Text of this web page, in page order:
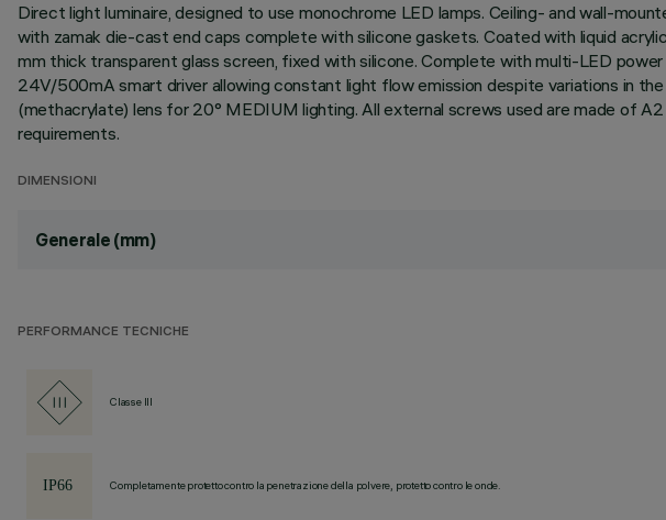
Direct light luminaire, designed to use monochrome LED lamps. Ceiling- and wall-
with zamak die-cast end caps complete with silicone gaskets. Coated with liquid
mm thick transparent glass screen, fixed with silicone. Complete with multi-LED
24V/500mA smart driver allowing constant light flow emission despite variations in
(methacrylate) lens for 20° MEDIUM lighting. All external screws used are made of
requirements.
DIMENSIONI
Generale (mm)
PERFORMANCE TECNICHE
Classe III
Completamente protetto contro la penetrazione della polvere, protetto contro le onde.